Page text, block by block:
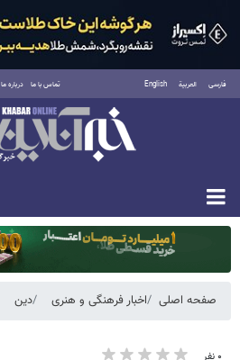
فارسی العربية English تماس با ما درباره ما
دوشنبه ۱۹ مرداد ۱۴۰۵
صفحه اصلی اخبار فرهنگی و هنری دین